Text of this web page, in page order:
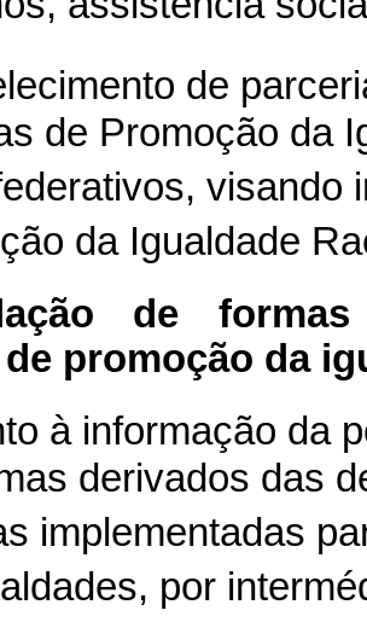
de
de Promoção da
visando
da Igualdade
de
promoção da
à informação da
derivados das
implementadas
por